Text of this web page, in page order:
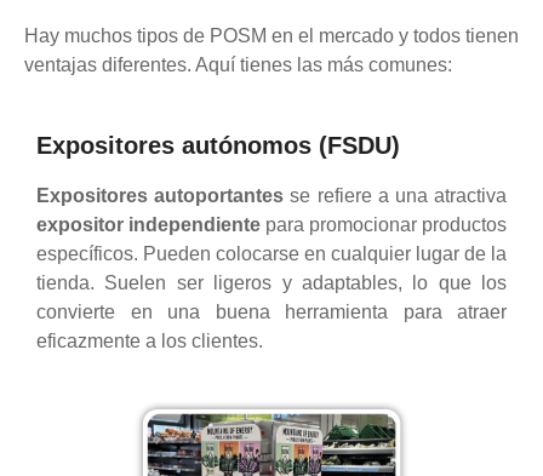
Hay muchos tipos de POSM en el mercado y todos tienen
ventajas diferentes. Aquí tienes las más comunes:
Expositores autónomos (FSDU)
Expositores autoportantes se refiere a una atractiva
expositor independiente para promocionar productos
específicos. Pueden colocarse en cualquier lugar de la
tienda. Suelen ser ligeros y adaptables, lo que los
convierte en una buena herramienta para atraer
eficazmente a los clientes.